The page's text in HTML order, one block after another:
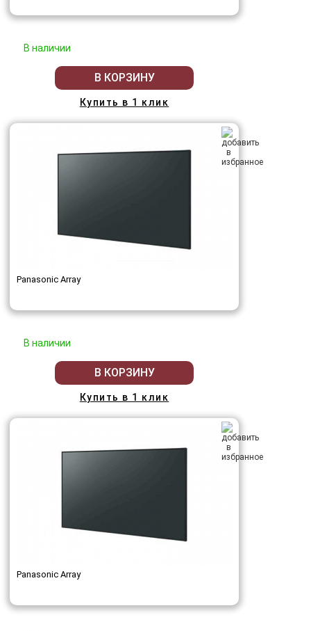
В наличии
В КОРЗИНУ
Купить в 1 клик
Panasonic Array
В наличии
В КОРЗИНУ
Купить в 1 клик
Panasonic Array